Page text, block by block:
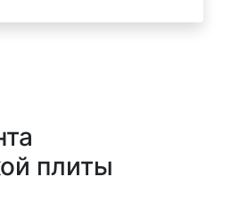
плиты